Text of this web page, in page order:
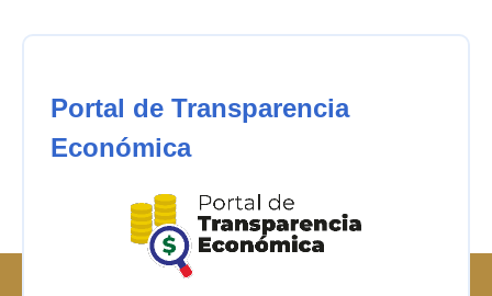
Portal de Transparencia
Económica